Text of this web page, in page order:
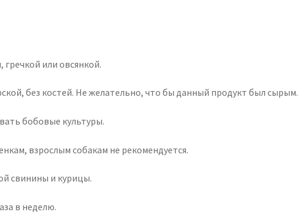
или овсянкой.
без костей. Не желательно, что бы данный продукт был сырым.
бобовые культуры.
взрослым собакам не рекомендуется.
свинины и курицы.
в неделю.